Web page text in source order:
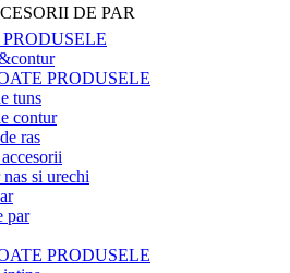
DE PAR
PRODUSELE
tuns
contur
ras
si urechi
par
PRODUSELE